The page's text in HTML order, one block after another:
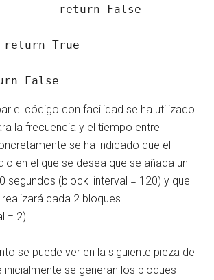
return False
return True
False
el código con facilidad se ha utilizado
la frecuencia y el tiempo entre
se ha indicado que el
en el que se desea que se añada un
segundos (block_interval = 120) y que
cada 2 bloques
= 2).
se puede ver en la siguiente pieza de
inicialmente se generan los bloques